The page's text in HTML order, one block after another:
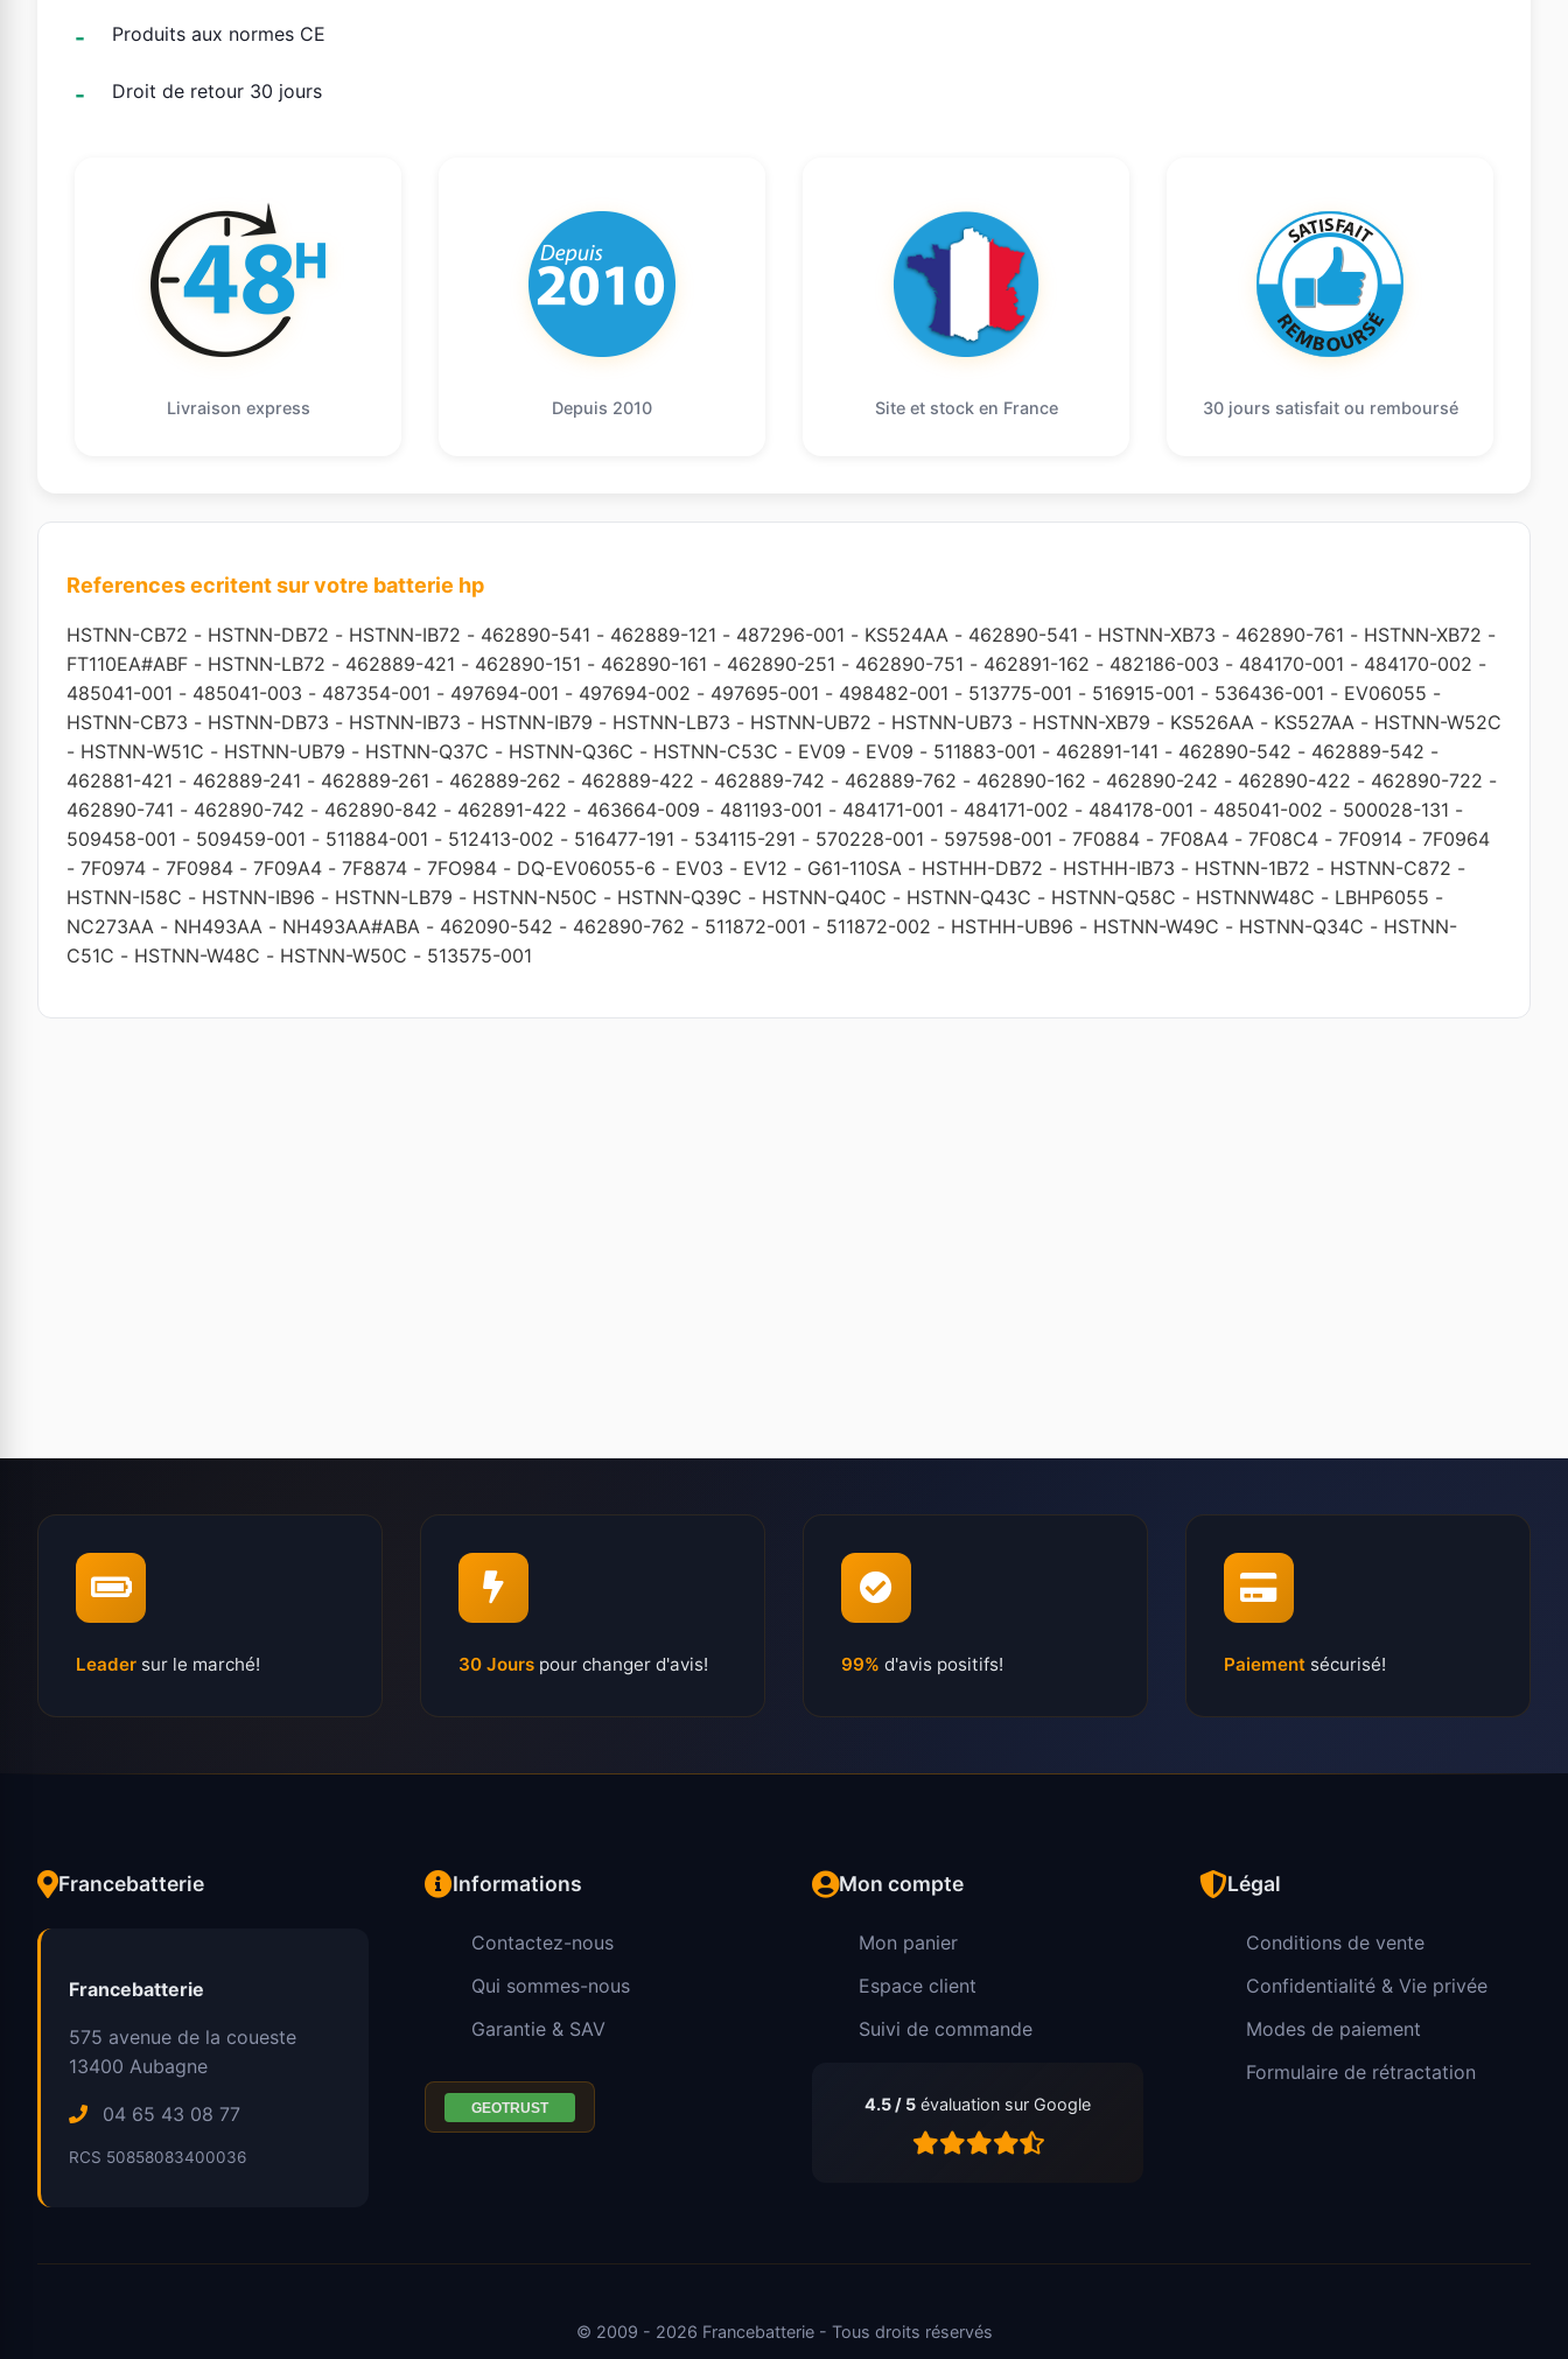
Produits aux normes CE
Droit de retour 30 jours
Livraison express Depuis 2010 Site et stock en France 30 jours satisfait ou remboursé
References ecritent sur votre batterie hp
HSTNN-CB72 - HSTNN-DB72 - HSTNN-IB72 - 462890-541 - 462889-121 - 487296-001 - KS524AA - 462890-541 - HSTNN-XB73 - 462890-761 - HSTNN-XB72 -
FT110EA#ABF - HSTNN-LB72 - 462889-421 - 462890-151 - 462890-161 - 462890-251 - 462890-751 - 462891-162 - 482186-003 - 484170-001 - 484170-002 -
485041-001 - 485041-003 - 487354-001 - 497694-001 - 497694-002 - 497695-001 - 498482-001 - 513775-001 - 516915-001 - 536436-001 - EV06055 -
HSTNN-CB73 - HSTNN-DB73 - HSTNN-IB73 - HSTNN-IB79 - HSTNN-LB73 - HSTNN-UB72 - HSTNN-UB73 - HSTNN-XB79 - KS526AA - KS527AA - HSTNN-W52C
- HSTNN-W51C - HSTNN-UB79 - HSTNN-Q37C - HSTNN-Q36C - HSTNN-C53C - EV09 - EV09 - 511883-001 - 462891-141 - 462890-542 - 462889-542 -
462881-421 - 462889-241 - 462889-261 - 462889-262 - 462889-422 - 462889-742 - 462889-762 - 462890-162 - 462890-242 - 462890-422 - 462890-722 -
462890-741 - 462890-742 - 462890-842 - 462891-422 - 463664-009 - 481193-001 - 484171-001 - 484171-002 - 484178-001 - 485041-002 - 500028-131 -
509458-001 - 509459-001 - 511884-001 - 512413-002 - 516477-191 - 534115-291 - 570228-001 - 597598-001 - 7F0884 - 7F08A4 - 7F08C4 - 7F0914 - 7F0964
- 7F0974 - 7F0984 - 7F09A4 - 7F8874 - 7FO984 - DQ-EV06055-6 - EV03 - EV12 - G61-110SA - HSTHH-DB72 - HSTHH-IB73 - HSTNN-1B72 - HSTNN-C872 -
HSTNN-I58C - HSTNN-IB96 - HSTNN-LB79 - HSTNN-N50C - HSTNN-Q39C - HSTNN-Q40C - HSTNN-Q43C - HSTNN-Q58C - HSTNNW48C - LBHP6055 -
NC273AA - NH493AA - NH493AA#ABA - 462090-542 - 462890-762 - 511872-001 - 511872-002 - HSTHH-UB96 - HSTNN-W49C - HSTNN-Q34C - HSTNN-
C51C - HSTNN-W48C - HSTNN-W50C - 513575-001
Leader sur le marché! 30 Jours pour changer d'avis! 99% d'avis positifs! Paiement sécurisé!
Francebatterie
Francebatterie
575 avenue de la coueste
13400 Aubagne
04 65 43 08 77
RCS 50858083400036
Informations
Contactez-nous
Qui sommes-nous
Garantie & SAV
Mon compte
Mon panier
Espace client
Suivi de commande
4.5 / 5 évaluation sur Google
Légal
Conditions de vente
Confidentialité & Vie privée
Modes de paiement
Formulaire de rétractation
© 2009 - 2026 Francebatterie - Tous droits réservés